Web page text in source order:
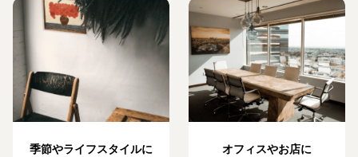
季節やライフスタイルに
オフィスやお店に